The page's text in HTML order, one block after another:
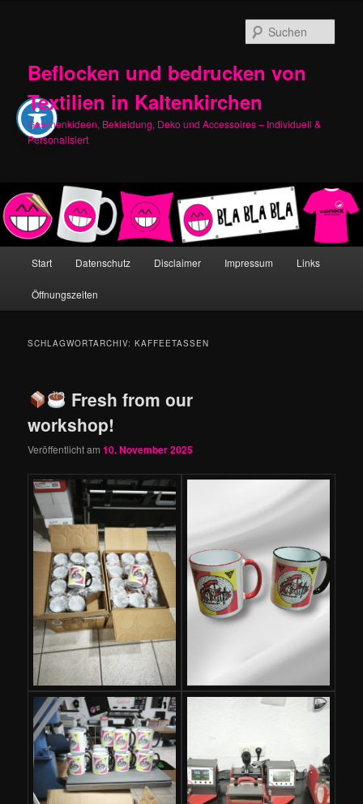
Beflocken und bedrucken von
Textilien in Kaltenkirchen
Geschenkideen, Bekleidung, Deko und Accessoires – Individuell &
Personalisiert
Start Datenschutz Disclaimer Impressum Links
Öffnungszeiten
SCHLAGWORTARCHIV:KAFFEETASSEN
Fresh from our
workshop!
Veröffentlicht am10. November 2025